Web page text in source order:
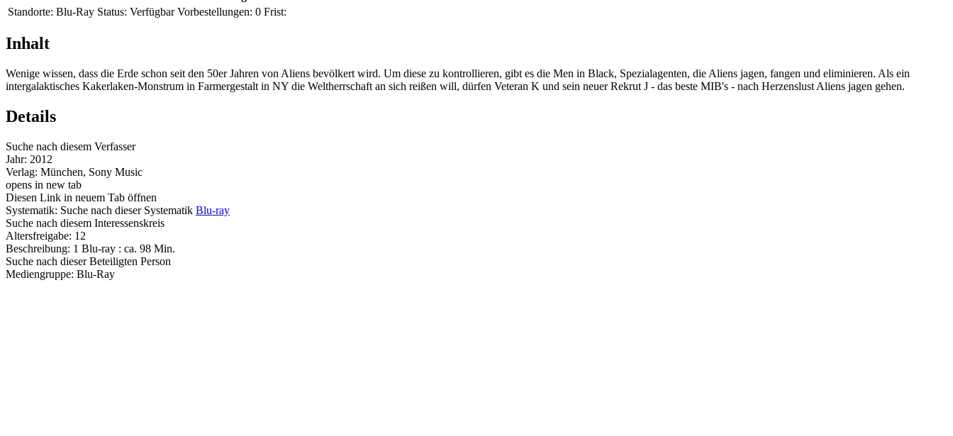
Standorte: Blu-Ray Status: Verfügbar Vorbestellungen: 0 Frist:
Inhalt
Wenige wissen, dass die Erde schon seit den 50er Jahren von Aliens bevölkert wird. Um diese zu kontrollieren, gibt es die Men in Black, Spezialagenten, die Aliens jagen, fangen und eliminieren. Als ein
intergalaktisches Kakerlaken-Monstrum in Farmergestalt in NY die Weltherrschaft an sich reißen will, dürfen Veteran K und sein neuer Rekrut J - das beste MIB's - nach Herzenslust Aliens jagen gehen.
Details
Suche nach diesem Verfasser
Jahr: 2012
Verlag: München, Sony Music
opens in new tab
Diesen Link in neuem Tab öffnen
Systematik: Suche nach dieser Systematik Blu-ray
Suche nach diesem Interessenskreis
Altersfreigabe: 12
Beschreibung: 1 Blu-ray : ca. 98 Min.
Suche nach dieser Beteiligten Person
Mediengruppe: Blu-Ray